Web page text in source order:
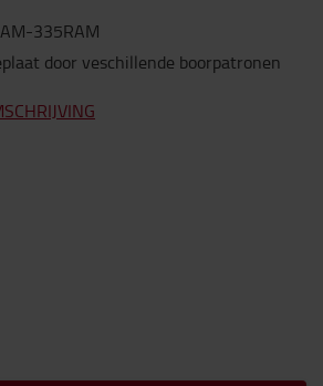
335RAM
door veschillende boorpatronen